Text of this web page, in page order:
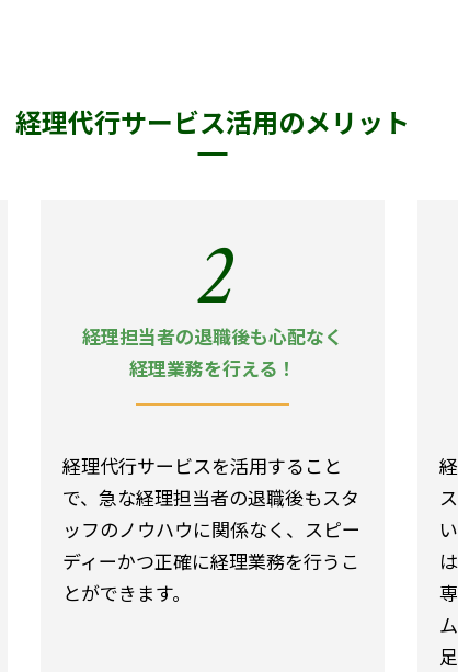
経理代行サービス活用のメリット
2
経理担当者の退職後も心配なく
経理業務を行える！
経理代行サービスを活用すること
で、急な経理担当者の退職後もスタ
ッフのノウハウに関係なく、スピー
ディーかつ正確に経理業務を行うこ
とができます。